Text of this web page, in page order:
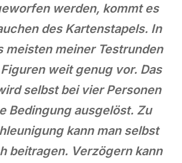
werden, kommt es
des Kartenstapels. In
meisten meiner Testrunden
weit genug vor. Das
selbst bei vier Personen
Bedingung ausgelöst. Zu
kann man selbst
beitragen. Verzögern kann